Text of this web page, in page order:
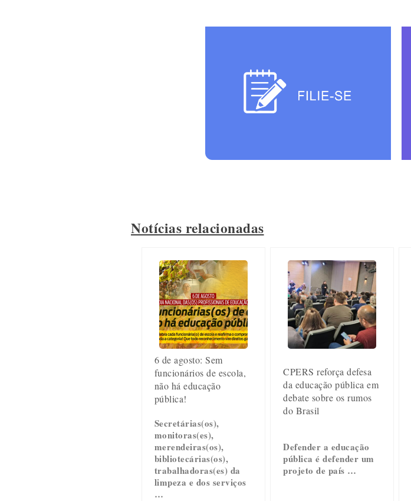
Notícias relacionadas
6 de agosto: Sem
funcionários de escola,
não há educação
pública!
Secretárias(os),
monitoras(es),
merendeiras(os),
bibliotecárias(os),
trabalhadoras(es) da
limpeza e dos serviços
…
CPERS reforça defesa
da educação pública em
debate sobre os rumos
do Brasil
Defender a educação
pública é defender um
projeto de país …